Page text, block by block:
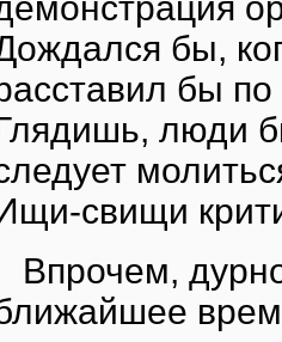
бы,
бы
люди
свищи
Впрочем,